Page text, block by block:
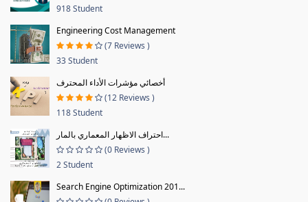
918 Student
Engineering Cost Management
(7 Reviews )
33 Student
أخصائي مؤشرات الأداء المحترف
(12 Reviews )
118 Student
احتراف الاظهار المعماري بالمار...
(0 Reviews )
2 Student
Search Engine Optimization 201...